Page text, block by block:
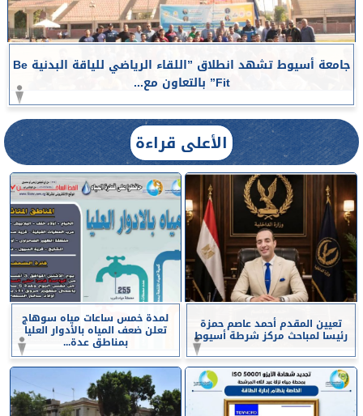
جامعة أسيوط تشهد انطلاق ”اللقاء الرياضي للياقة البدنية Be
Fit” بالتعاون مع...
الأعلى قراءة
تعيين المقدم أحمد عاصم حمزة
رئيسا لمباحث مركز شرطة أسيوط
لمدة خمس ساعات مياه سوهاج
تعلن ضعف المياه بالأدوار العليا
بمناطق عدة...